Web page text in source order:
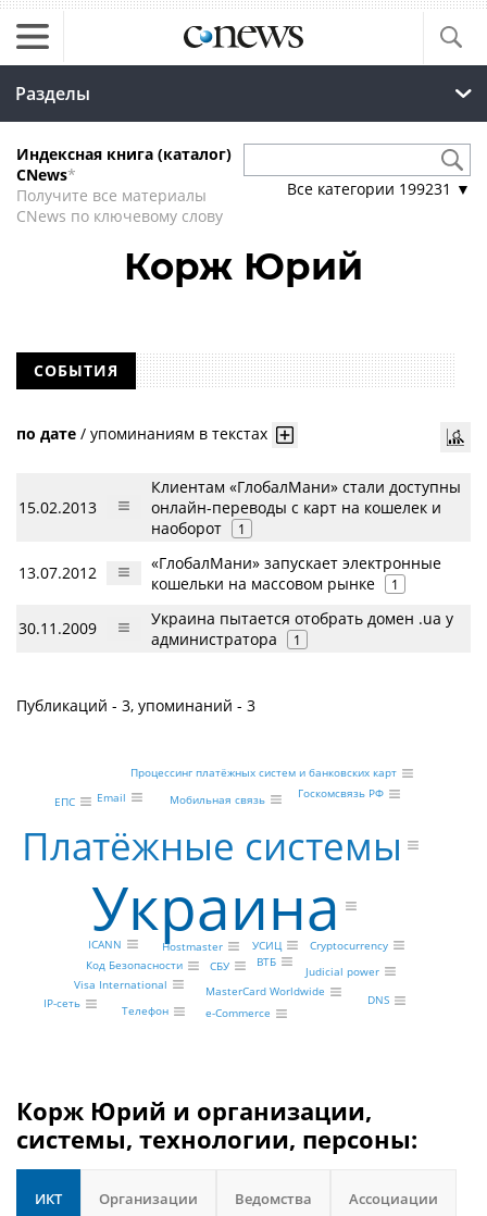
Разделы
Индексная книга (каталог)
CNews*
Получите все материалы
CNews по ключевому слову
Все категории 199231 ▼
Корж Юрий
СОБЫТИЯ
по дате / упоминаниям в текстах
15.02.2013
Клиентам «ГлобалМани» стали доступны
онлайн-переводы с карт на кошелек и
наоборот
1
13.07.2012
«ГлобалМани» запускает электронные
кошельки на массовом рынке
1
30.11.2009
Украина пытается отобрать домен .ua у
администратора
1
Публикаций - 3, упоминаний - 3
Украина
Платёжные системы
Hostmaster
УСИЦ
Код Безопасности
ВТБ
Visa International
MasterCard Worldwide
СБУ
Госкомсвязь РФ
Judicial power
ICANN
Мобильная связь
Email
IP-сеть
Cryptocurrency
Телефон
Процессинг платёжных систем и банковских карт
e-Commerce
DNS
ЕПС
Корж Юрий и организации,
системы, технологии, персоны:
ИКТ Организации Ведомства Ассоциации